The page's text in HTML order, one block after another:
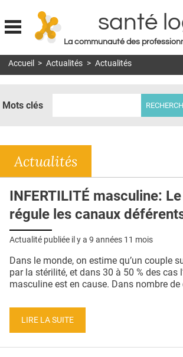
Jump to navigation
santé
La communauté des
MON COMPTE
DOSSIERS
RÉSEAUX
E-REVUE SAD
THÉMA
QUI SOMMES-NOUS ?
CONDITIONS GÉNÉRALES
Accueil > Actualités > Actualités
Mots clés
Actualités
INFERTILITÉ masculine:
régule les canaux
Actualité publiée il y a 9 années 11 mois
Dans le monde, on estime qu’un couple
par la stérilité, et dans 30 à 50 % des cas
masculine est en cause. Dans nombre de
LIRE LA SUITE